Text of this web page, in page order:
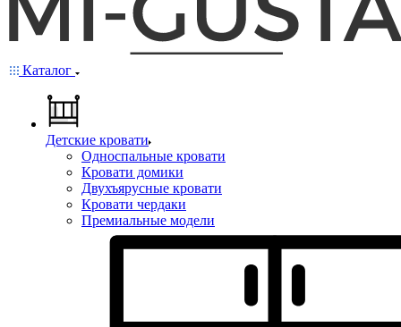
Каталог
Детские кровати
Односпальные кровати
Кровати домики
Двухъярусные кровати
Кровати чердаки
Премиальные модели